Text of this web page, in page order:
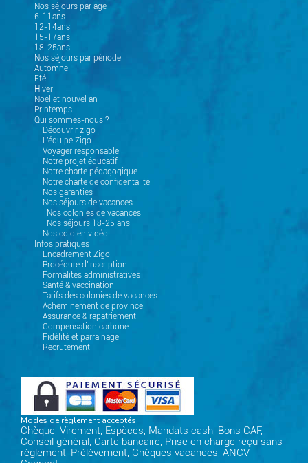
Nos séjours par age
6-11ans
12-14ans
15-17ans
18-25ans
Nos séjours par période
Automne
Eté
Hiver
Noel et nouvel an
Printemps
Qui sommes-nous ?
Découvrir zigo
L'équipe Zigo
Voyager responsable
Notre projet éducatif
Notre charte pédagogique
Notre charte de confidentalité
Nos garanties
Nos séjours de vacances
Nos colonies de vacances
Nos séjours 18-25 ans
Nos colo en vidéo
Infos pratiques
Encadrement Zigo
Procédure d'inscription
Formalités administratives
Santé & vaccination
Tarifs des colonies de vacances
Acheminement de province
Assurance & rapatriement
Compensation carbone
Fidélité et parrainage
Recrutement
Modes de règlement acceptés
Chèque, Virement, Espèces, Mandats cash, Bons CAF,
Conseil général, Carte bancaire, Prise en charge reçu sans
règlement, Prélèvement, Chèques vacances, ANCV-